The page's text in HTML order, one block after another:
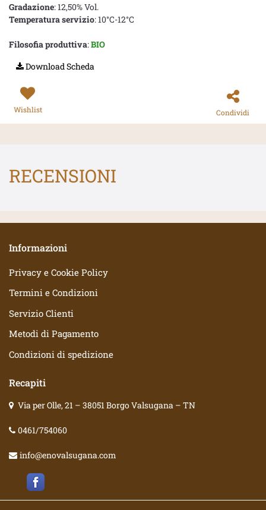
Gradazione: 12,50% Vol.
Temperatura servizio: 10°C-12°C
Filosofia produttiva:BIO
Download Scheda
Wishlist Condividi
RECENSIONI
Informazioni
Privacy e Cookie Policy
Termini e Condizioni
Servizio Clienti
Metodi di Pagamento
Condizioni di spedizione
Recapiti
Via per Olle, 21 – 38051 Borgo Valsugana – TN
0461/754060
info@enovalsugana.com